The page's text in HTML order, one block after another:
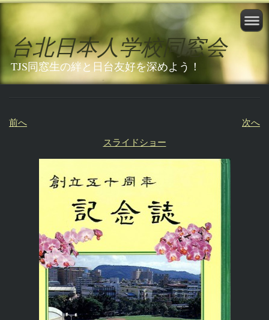
台北日本人学校同窓会
TJS同窓生の絆と日台友好を深めよう！
前へ
次へ
スライドショー